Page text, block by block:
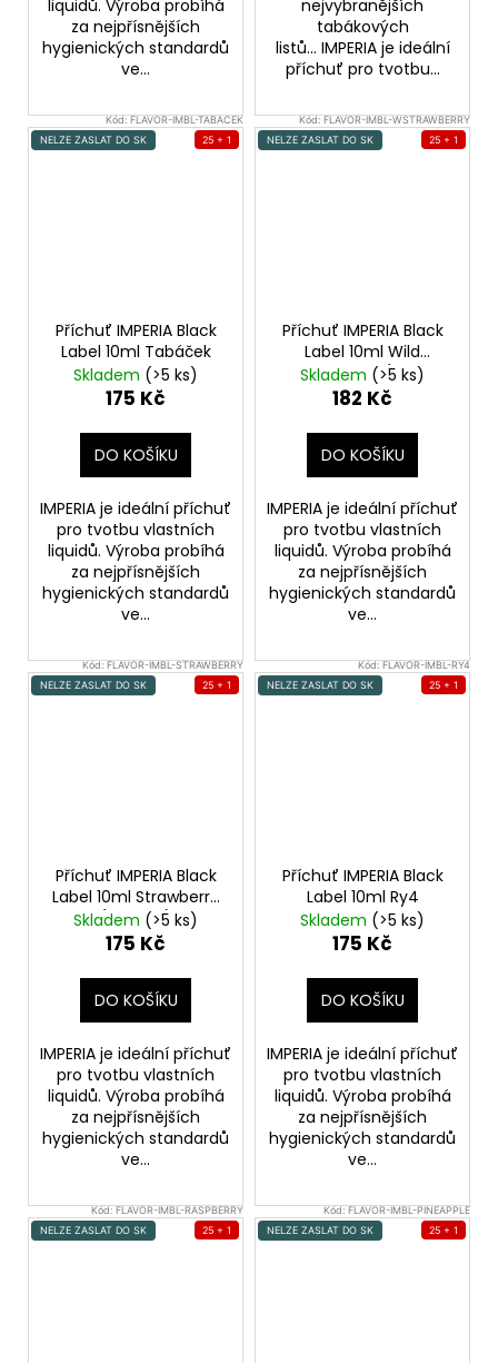
liquidů. Výroba probíhá
za nejpřísnějších
hygienických standardů
ve...
nejvybranějších
tabákových
listů... IMPERIA je ideální
příchuť pro tvotbu...
Kód:FLAVOR-IMBL-TABACEK
NELZE ZASLAT DO SK
25 + 1
Příchuť IMPERIA Black
Label 10ml Tabáček
Skladem (>5 ks)
175 Kč
DO KOŠÍKU
IMPERIA je ideální příchuť
pro tvotbu vlastních
liquidů. Výroba probíhá
za nejpřísnějších
hygienických standardů
ve...
Kód:FLAVOR-IMBL-WSTRAWBERRY
NELZE ZASLAT DO SK
25 + 1
Příchuť IMPERIA Black
Label 10ml Wild
Strawberry (Lesní
jahoda)
Skladem (>5 ks)
182 Kč
DO KOŠÍKU
IMPERIA je ideální příchuť
pro tvotbu vlastních
liquidů. Výroba probíhá
za nejpřísnějších
hygienických standardů
ve...
Kód:FLAVOR-IMBL-STRAWBERRY
NELZE ZASLAT DO SK
25 + 1
Příchuť IMPERIA Black
Label 10ml Strawberry
(Jahoda)
Skladem (>5 ks)
175 Kč
DO KOŠÍKU
IMPERIA je ideální příchuť
pro tvotbu vlastních
liquidů. Výroba probíhá
za nejpřísnějších
hygienických standardů
ve...
Kód:FLAVOR-IMBL-RY4
NELZE ZASLAT DO SK
25 + 1
Příchuť IMPERIA Black
Label 10ml Ry4
Skladem (>5 ks)
175 Kč
DO KOŠÍKU
IMPERIA je ideální příchuť
pro tvotbu vlastních
liquidů. Výroba probíhá
za nejpřísnějších
hygienických standardů
ve...
Kód: FLAVOR-IMBL-RASPBERRY
NELZE ZASLAT DO SK
25 + 1
Kód: FLAVOR-IMBL-PINEAPPLE
NELZE ZASLAT DO SK
25 + 1